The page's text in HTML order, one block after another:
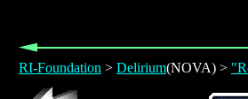
RI-Foundation > Delirium(NOVA) >